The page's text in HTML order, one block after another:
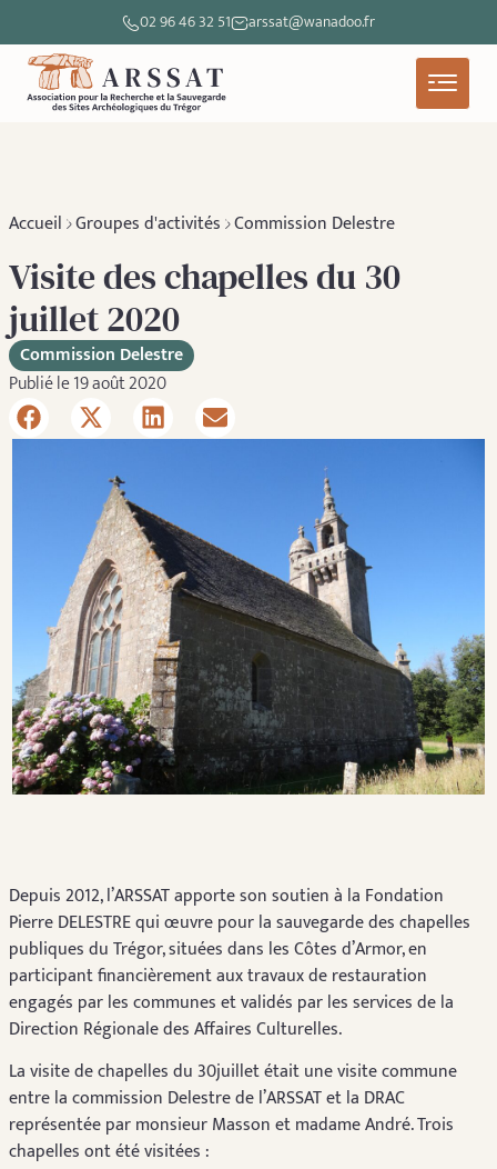
02 96 46 32 51 arssat@wanadoo.fr
Accueil Groupes d'activités Commission Delestre
Visite des chapelles du 30
juillet 2020
Commission Delestre
Publié le 19 août 2020
Depuis 2012, l’ARSSAT apporte son soutien à la Fondation
Pierre DELESTRE qui œuvre pour la sauvegarde des chapelles
publiques du Trégor, situées dans les Côtes d’Armor, en
participant financièrement aux travaux de restauration
engagés par les communes et validés par les services de la
Direction Régionale des Affaires Culturelles.
La visite de chapelles du 30juillet était une visite commune
entre la commission Delestre de l’ARSSAT et la DRAC
représentée par monsieur Masson et madame André. Trois
chapelles ont été visitées :